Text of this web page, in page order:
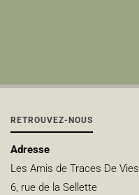
RETROUVEZ-NOUS
Adresse
Les Amis de Traces De Vies
6, rue de la Sellette